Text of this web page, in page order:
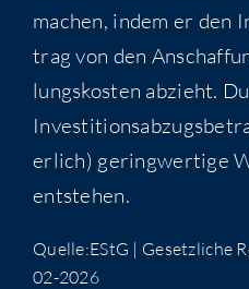
machen, indem er den
trag von den
lungs­kos­ten abzieht.
er­lich) gering­wer­ti­ge
entstehen.
Quelle:EStG | Gesetz­li­che
02-2026